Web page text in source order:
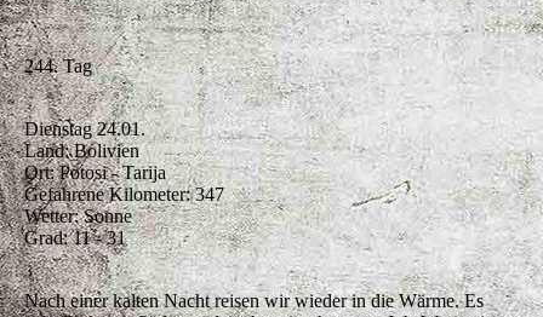
244. Tag
Dienstag 24.01.
Land: Bolivien
Ort: Potosi - Tarija
Gefahrene Kilometer: 347
Wetter: Sonne
Grad: 11 - 31
Nach einer kalten Nacht reisen wir wieder in die Wärme. Es